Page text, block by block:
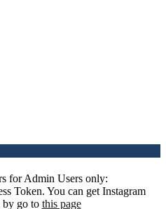
for Admin Users only:
Token. You can get Instagram
by go to this page